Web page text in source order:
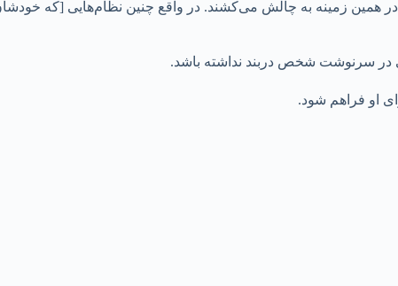
در همین زمینه به چالش می‌کشند. در واقع چنین نظام‌هایی [که
در سرنوشت شخص دربند نداشته باشد.
او فراهم شود.